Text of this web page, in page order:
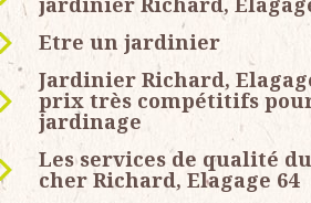
Etre un jardinier
Jardinier Richard,
prix très compétitifs
jardinage
Les services de qualité
cher Richard, Elagage 64